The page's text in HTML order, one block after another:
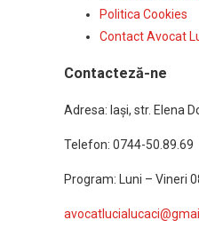
Politica Cookies
Contact Avocat
Contacteză-ne
Adresa: Iaşi, str. Elena
Telefon: 0744-50.89.69
Program: Luni – Vineri